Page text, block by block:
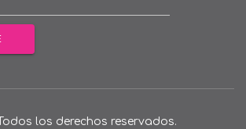
los derechos reservados.